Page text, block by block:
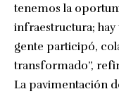
tenemos la
infraestructura; hay
gente participó,
transformado”,
La pavimentación